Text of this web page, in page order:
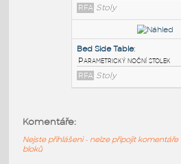
living room table:
Dvoupatrový stůl
DWG Nábytek
RFA Stoly
Komentáře:
Nejste přihlášeni - nelze připojit komentáře
bloků